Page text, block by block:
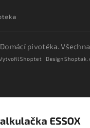
Domácí pivotéka.
Shoptet | Design
ESSOX